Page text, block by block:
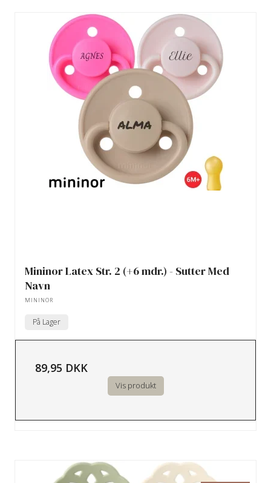
Mininor Latex Str. 2 (+6 mdr.) - Sutter Med
Navn
MININOR
På Lager
89,95 DKK
Vis produkt